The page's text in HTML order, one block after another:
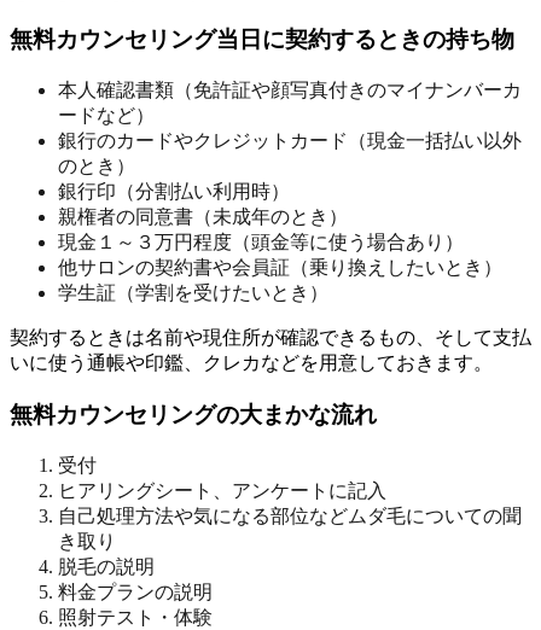
無料カウンセリング当日に契約するときの持ち物
本人確認書類（免許証や顔写真付きのマイナンバーカ
ードなど）
銀行のカードやクレジットカード（現金一括払い以外
のとき）
銀行印（分割払い利用時）
親権者の同意書（未成年のとき）
現金１～３万円程度（頭金等に使う場合あり）
他サロンの契約書や会員証（乗り換えしたいとき）
学生証（学割を受けたいとき）
契約するときは名前や現住所が確認できるもの、そして支払
いに使う通帳や印鑑、クレカなどを用意しておきます。
無料カウンセリングの大まかな流れ
受付
ヒアリングシート、アンケートに記入
自己処理方法や気になる部位などムダ毛についての聞
き取り
脱毛の説明
料金プランの説明
照射テスト・体験